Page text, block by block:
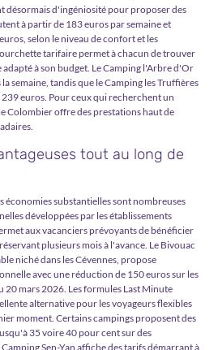
désormais d'ingéniosité pour proposer des
à partir de 183 euros par semaine et
selon le niveau de confort et les
tarifaire permet à chacun de trouver
à son budget. Le Camping l'Arbre d'Or
semaine, tandis que le Camping les Truffières
euros. Pour ceux qui recherchent un
Colombier offre des prestations haut de
tout au long de
économies substantielles sont nombreuses
développées par les établissements
aux vacanciers prévoyants de bénéficier
plusieurs mois à l'avance. Le Bivouac
niché dans les Cévennes, propose
avec une réduction de 150 euros sur les
20 mars 2026. Les formules Last Minute
alternative pour les voyageurs flexibles
moment. Certains campings proposent des
35 voire 40 pour cent sur des
Sen-Yan affiche des tarifs démarrant à